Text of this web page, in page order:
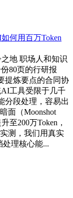
地 职场人和知识
80页的行研报
提炼要点的合同协
工具受限于几千
分段处理，容易出
面（Moonshot
至200万Token，
测，我们用真实
理核心能...